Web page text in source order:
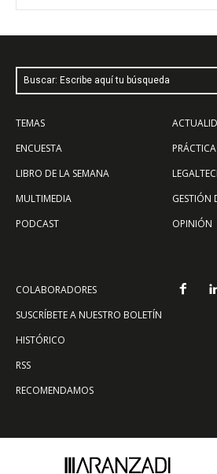
Buscar: Escribe aquí tu búsqueda
TEMAS
ENCUESTA
LIBRO DE LA SEMANA
MULTIMEDIA
PODCAST
GESTIÓN
OPINIÓN
COLABORADORES
SUSCRÍBETE A NUESTRO BOLETÍN
HISTÓRICO
RSS
RECOMENDAMOS